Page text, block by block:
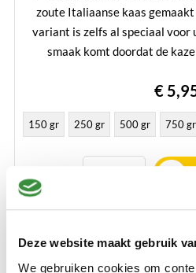
Deze website maakt gebruik
We gebruiken cookies om
zoute Italiaanse kaas
variant is zelfs al speciaal voor
smaak komt doordat de
Lees
€
150 gr 250 gr 500 gr 750 gr